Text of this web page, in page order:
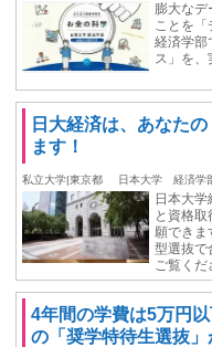
膨大な
ことを「
経済学部
ス」を、
日大経済は、あなた
ます！
私立大学|東京都 日本大学 経済学
日本大
と資格
願できま
型選抜で
ご覧くだ
4年間の学費は5万円
の「奨学特待生選抜